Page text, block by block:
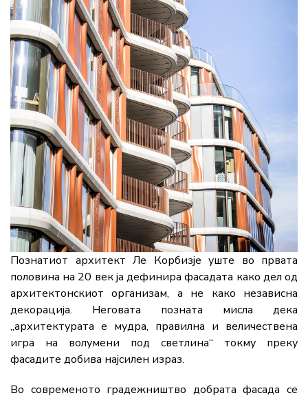
Познатиот архитект Ле Корбизје уште во првата
половина на 20 век ја дефинира фасадата како дел од
архитектонскиот организам, а не како независна
декорација. Неговата позната мисла дека
„архитектурата е мудра, правилна и величествена
игра на волумени под светлина“ токму преку
фасадите добива најсилен израз.
Во современото градежништво добрата фасада се